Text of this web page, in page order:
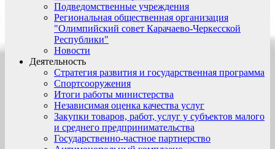
Подведомственные учреждения
Региональная общественная организация
"Олимпийский совет Карачаево-Черкесской
Республики"
Новости
Деятельность
Стратегия развития и государственная программа
Спортсооружения
Итоги работы министерства
Независимая оценка качества услуг
Закупки товаров, работ, услуг у субъектов малого
и среднего предпринимательства
Государственно-частное партнерство